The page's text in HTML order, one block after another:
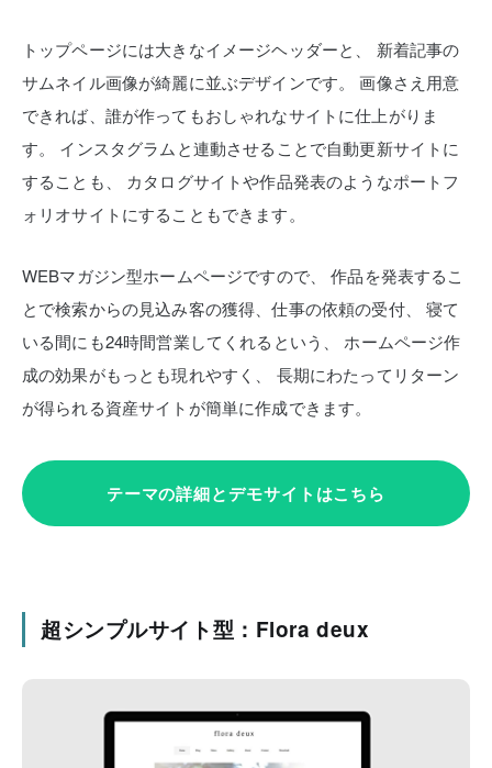
トップページには大きなイメージヘッダーと、
新着記事の
サムネイル画像が綺麗に並ぶデザインです。
画像さえ用意
できれば、誰が作ってもおしゃれなサイトに仕上がりま
す。
インスタグラムと連動させることで自動更新サイトに
することも、
カタログサイトや作品発表のようなポートフ
ォリオサイトにすることもできます。
WEBマガジン型ホームページですので、
作品を発表するこ
とで検索からの見込み客の獲得、仕事の依頼の受付、
寝て
いる間にも24時間営業してくれるという、
ホームページ作
成の効果がもっとも現れやすく、
長期にわたってリターン
が得られる資産サイトが簡単に作成できます。
テーマの詳細とデモサイトはこちら
超シンプルサイト型：Flora deux